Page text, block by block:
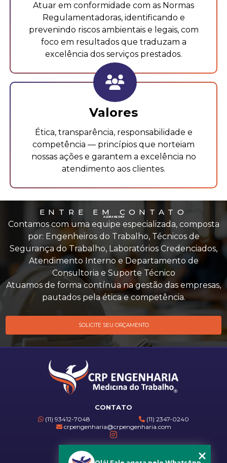
Atuar em conformidade com as Normas
Regulamentadoras, identificando e
prevenindo riscos ambientais e legais, com
foco em resultados que traduzam a
excelência dos serviços prestados.
Valores
Ética, transparência, responsabilidade e
competência — princípios que norteiam
nossas ações e garantem a excelência no
atendimento aos clientes.
ENTRE EM CONTATO
AGORA MESMO!
Contamos com uma equipe especializada, composta
por: Engenheiros do Trabalho, Técnicos de
Segurança do Trabalho, Laboratórios Credenciados,
Atendimento Interno e Departamento de
Consultoria e Suporte Técnico
Atuamos de forma contínua na gestão das empresas,
pautados pela ética e competência.
SOLICITE SEU ORÇAMENTO
CONTATO
(11) 93412-7048
(11) 2347-0240
crpengenharia@crpengenharia.com